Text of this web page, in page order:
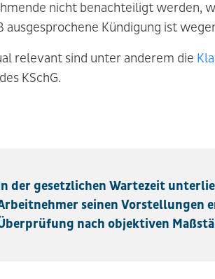
nicht benachteiligt werden,
ausgesprochene Kündigung ist
relevant sind unter anderem die
KSchG.
der gesetzlichen Wartezeit
seinen Vorstellungen
nach objektiven